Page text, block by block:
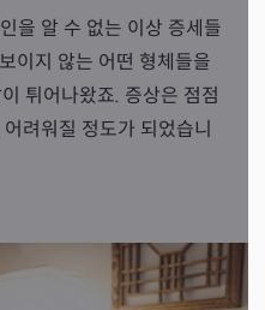
릅니다. 줄줄 읊어서 하
봐 하는분들 ..그럼 저희
ㅠㅠ
다.❌️
😱😱
을 알 수 없는 이상 증세들
이지 않는 어떤 형체들을
튀어나왔죠. 증상은 점점
려워질 정도가 되었습니